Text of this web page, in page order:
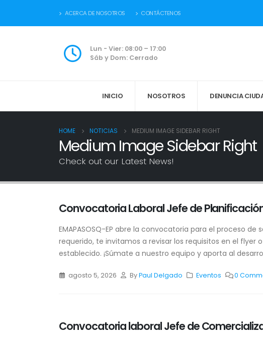
ACERCA DE NOSOTROS CONTÁCTENOS
Lun - Vier: 08:00 – 17:00
Sáb y Dom: Cerrado
INICIO NOSOTROS DENUNCIA
HOME NOTICIAS MEDIUM IMAGE SIDEBAR RIGHT
Medium Image Sidebar Right
Check out our Latest News!
Convocatoria Laboral Jefe de
EMAPASOSQ-EP abre la convocatoria para el proceso
requerido, te invitamos a revisar los requisitos en el
establecido. ¡Súmate a nuestro equipo y aporta al
agosto 5, 2026 ByPaul Delgado Eventos 0
Convocatoria laboral Jefe de
agosto 5, 2026